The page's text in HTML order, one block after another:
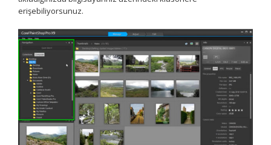
erişebiliyorsunuz.